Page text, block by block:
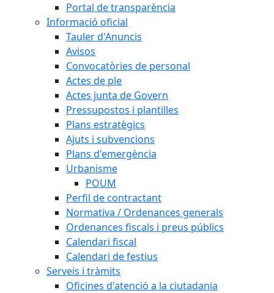
Portal de transparència
Informació oficial
Tauler d'Anuncis
Avisos
Convocatòries de personal
Actes de ple
Actes junta de Govern
Pressupostos i plantilles
Plans estratègics
Ajuts i subvencions
Plans d'emergència
Urbanisme
POUM
Perfil de contractant
Normativa / Ordenances generals
Ordenances fiscals i preus públics
Calendari fiscal
Calendari de festius
Serveis i tràmits
Oficines d'atenció a la ciutadania